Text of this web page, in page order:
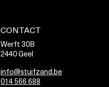
CONTACT
Werft 30B
2440 Geel
info@stuifzand.be
014 566 688